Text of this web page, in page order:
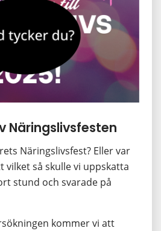
Näringslivsfesten
Näringslivsfest? Eller var
vilket så skulle vi uppskatta
stund och svarade på
kommer vi att